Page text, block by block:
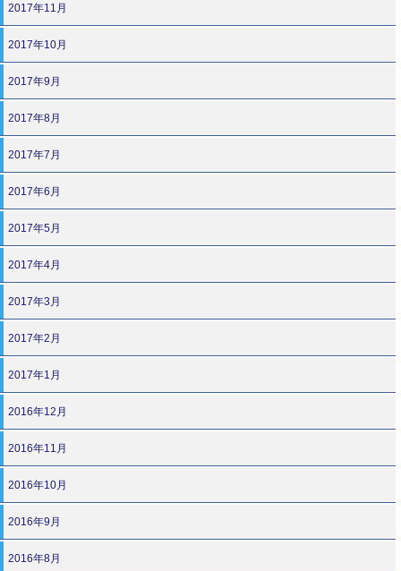
2017年11月
2017年10月
2017年9月
2017年8月
2017年7月
2017年6月
2017年5月
2017年4月
2017年3月
2017年2月
2017年1月
2016年12月
2016年11月
2016年10月
2016年9月
2016年8月